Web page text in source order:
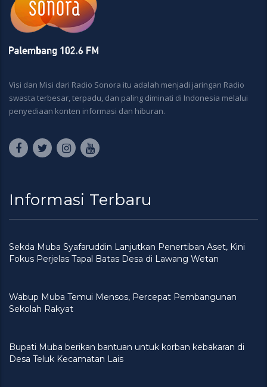
Visi dan Misi dari Radio Sonora itu adalah menjadi jaringan Radio
swasta terbesar, terpadu, dan paling diminati di Indonesia melalui
penyediaan konten informasi dan hiburan.
Informasi Terbaru
Sekda Muba Syafaruddin Lanjutkan Penertiban Aset, Kini
Fokus Perjelas Tapal Batas Desa di Lawang Wetan
Wabup Muba Temui Mensos, Percepat Pembangunan
Sekolah Rakyat
Bupati Muba berikan bantuan untuk korban kebakaran di
Desa Teluk Kecamatan Lais